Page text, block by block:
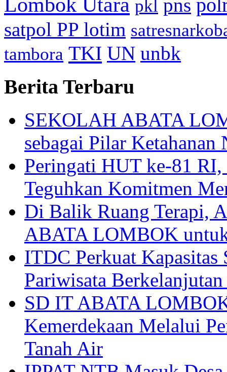
pkl pns
satpol PP lotim
tambora TKI UN unbk
Berita Terbaru
SEKOLAH ABATA
sebagai Pilar Ketahanan
Peringati HUT ke-81
Teguhkan Komitmen
Di Balik Ruang Terapi,
ABATA LOMBOK
ITDC Perkuat
Pariwisata
SD IT ABATA
Kemerdekaan Melalui
Tanah Air